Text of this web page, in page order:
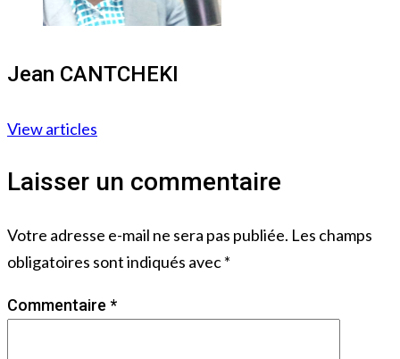
Jean CANTCHEKI
View articles
Laisser un commentaire
Votre adresse e-mail ne sera pas publiée. Les champs
obligatoires sont indiqués avec*
Commentaire *